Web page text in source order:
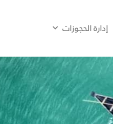
إدارة الحجوزات